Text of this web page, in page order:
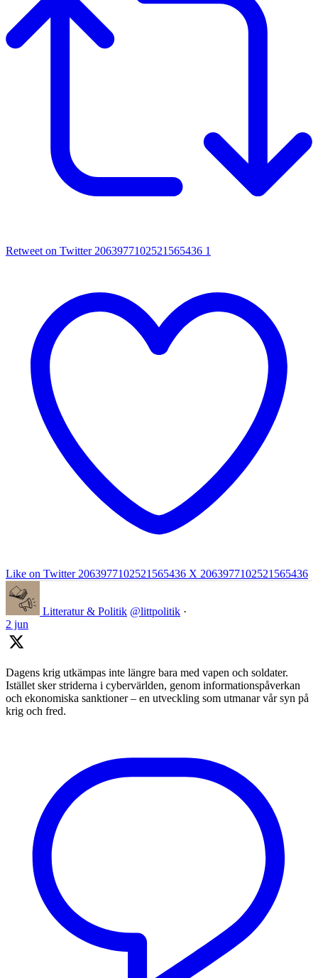
Retweet on Twitter 2063977102521565436 1
Like on Twitter 2063977102521565436 X 2063977102521565436
Litteratur & Politik @littpolitik ·
2 jun
Dagens krig utkämpas inte längre bara med vapen och soldater.
Istället sker striderna i cybervärlden, genom informationspåverkan
och ekonomiska sanktioner – en utveckling som utmanar vår syn på
krig och fred.